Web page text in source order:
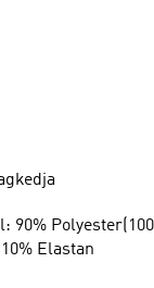
90%
Elastan